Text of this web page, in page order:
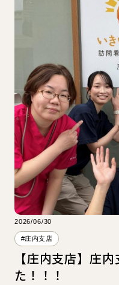
2026/06/30
#庄内支店
【庄内支店】庄
た！！！